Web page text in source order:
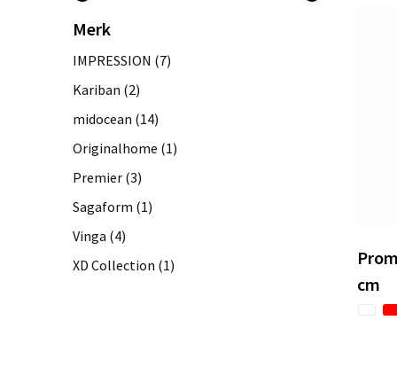
Merk
IMPRESSION (7)
Kariban (2)
midocean (14)
Originalhome (1)
Premier (3)
Sagaform (1)
Vinga (4)
XD Collection (1)
cm